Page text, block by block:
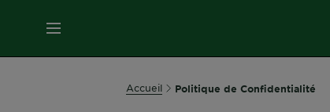
MENU
Accueil Politique de Confidentialité